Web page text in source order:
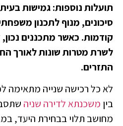
תועלות נוספות: גמישות
סיכונים, מנוף לתכנון
קודמות. כאשר מתכננים נכון,
לשרת מטרות שונות לאורך
התזרים.
לא כל רכישה שנייה מתאימה
בין משכנתא לדירה שניה
מחושב תלוי בבחירת היעד,